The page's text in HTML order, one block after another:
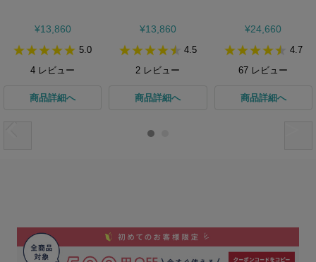
¥13,860
5.0
4 レビュー
商品詳細へ
¥13,860
4.5
2 レビュー
商品詳細へ
¥24,660
4.7
67 レビュー
商品詳細へ